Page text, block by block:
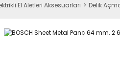
El Aletleri Aksesuarları Delik